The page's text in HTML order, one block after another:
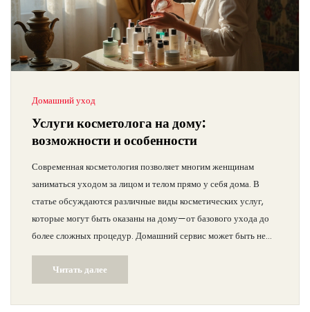
Домашний уход
Услуги косметолога на дому:
возможности и особенности
Современная косметология позволяет многим женщинам
заниматься уходом за лицом и телом прямо у себя дома. В
статье обсуждаются различные виды косметических услуг,
которые могут быть оказаны на дому—от базового ухода до
более сложных процедур. Домашний сервис может быть не
менее эффективным, чем салонный, если следовать
рекомендациям и соблюдать все необходимые меры
безопасности. Поделимся советами по организации рабочего
места, необходимые инструменты и как правильно общаться с
Читать далее